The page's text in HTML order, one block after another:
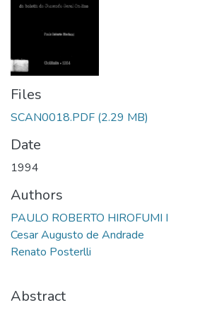
Files
SCAN0018.PDF (2.29 MB)
Date
1994
Authors
PAULO ROBERTO HIROFUMI I
Cesar Augusto de Andrade
Renato Posterlli
Abstract